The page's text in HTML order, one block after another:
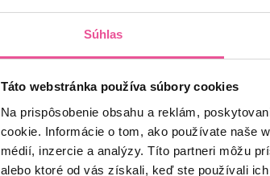
Súhlas
Táto webstránka používa súbory cookies
Na prispôsobenie obsahu a reklám,
cookie. Informácie o tom, ako používate naše
médií, inzercie a analýzy. Títo partneri môžu
alebo ktoré od vás získali, keď ste používali
M L
Telová Čierna
Unisex bandáž na tvár –
v